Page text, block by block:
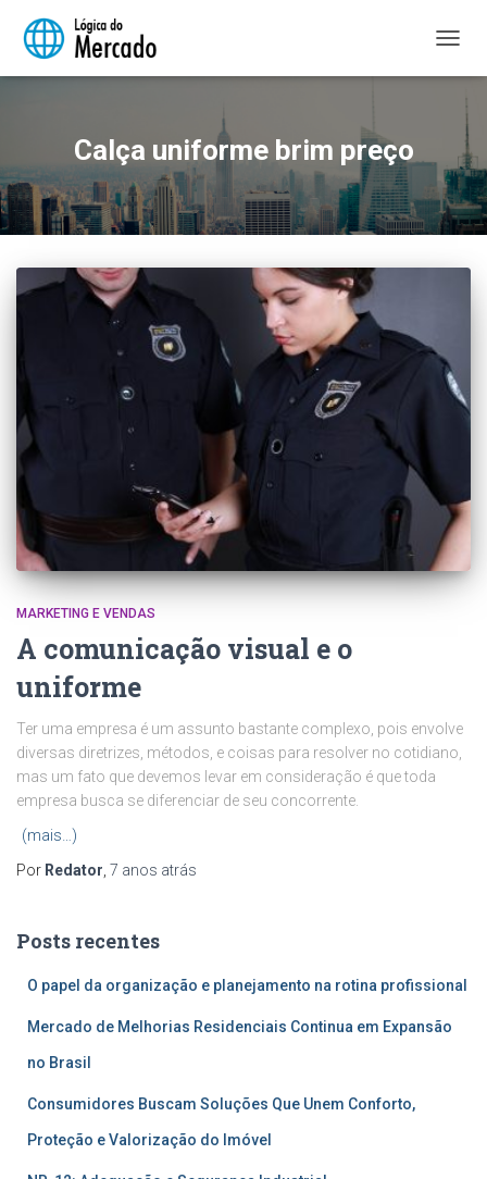
Calça uniforme brim preço
MARKETING E VENDAS
A comunicação visual e o
uniforme
Ter uma empresa é um assunto bastante complexo, pois envolve
diversas diretrizes, métodos, e coisas para resolver no cotidiano,
mas um fato que devemos levar em consideração é que toda
empresa busca se diferenciar de seu concorrente.
(mais…)
Por Redator 7 anos atrás
Posts recentes
O papel da organização e planejamento na rotina profissional
Mercado de Melhorias Residenciais Continua em Expansão
no Brasil
Consumidores Buscam Soluções Que Unem Conforto,
Proteção e Valorização do Imóvel